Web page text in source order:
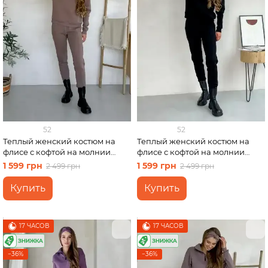
52
Теплый женский костюм на
флисе с кофтой на молнии
бежевый Merlini Анже
100001084, размер 54-56 (4XL-
5XL)
1 599 грн 2 499 грн
Купить
52
Теплый женский костюм на
флисе с кофтой на молнии
черный Merlini Анже
100001081, размер 54-56 (4XL-
5XL)
1 599 грн 2 499 грн
Купить
17 ЧАСОВ
−36%
17 ЧАСОВ
−36%